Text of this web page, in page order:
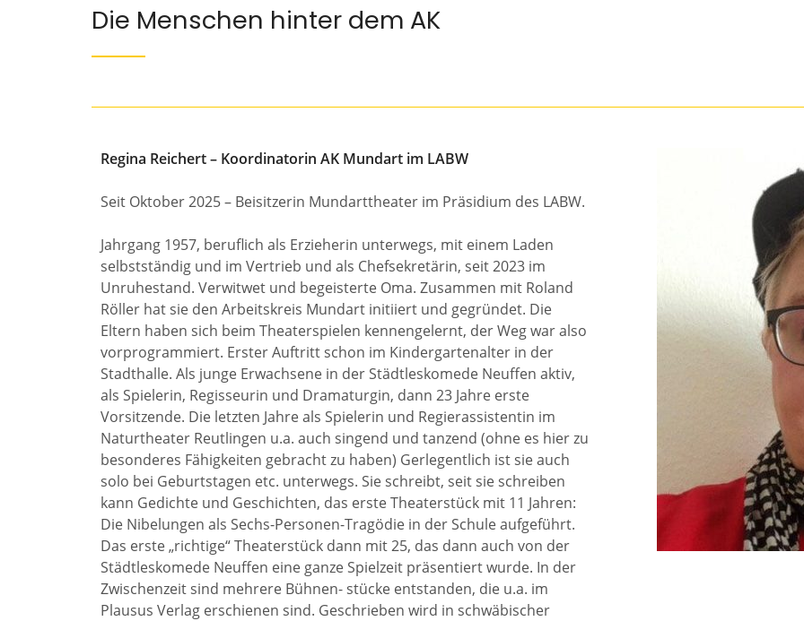
Die Menschen hinter dem AK
Regina Reichert – Koordinatorin AK Mundart im LABW
Seit Oktober 2025 – Beisitzerin Mundarttheater im Präsidium des LABW.
Jahrgang 1957, beruflich als Erzieherin unterwegs, mit einem Laden
selbstständig und im Vertrieb und als Chefsekretärin, seit 2023 im
Unruhestand. Verwitwet und begeisterte Oma. Zusammen mit Roland
Röller hat sie den Arbeitskreis Mundart initiiert und gegründet. Die
Eltern haben sich beim Theaterspielen kennengelernt, der Weg war also
vorprogrammiert. Erster Auftritt schon im Kindergartenalter in der
Stadthalle. Als junge Erwachsene in der Städtleskomede Neuffen aktiv,
als Spielerin, Regisseurin und Dramaturgin, dann 23 Jahre erste
Vorsitzende. Die letzten Jahre als Spielerin und Regierassistentin im
Naturtheater Reutlingen u.a. auch singend und tanzend (ohne es hier zu
besonderes Fähigkeiten gebracht zu haben) Gerlegentlich ist sie auch
solo bei Geburtstagen etc. unterwegs. Sie schreibt, seit sie schreiben
kann Gedichte und Geschichten, das erste Theaterstück mit 11 Jahren:
Die Nibelungen als Sechs-Personen-Tragödie in der Schule aufgeführt.
Das erste „richtige“ Theaterstück dann mit 25, das dann auch von der
Städtleskomede Neuffen eine ganze Spielzeit präsentiert wurde. In der
Zwischenzeit sind mehrere Bühnen- stücke entstanden, die u.a. im
Plausus Verlag erschienen sind. Geschrieben wird in schwäbischer